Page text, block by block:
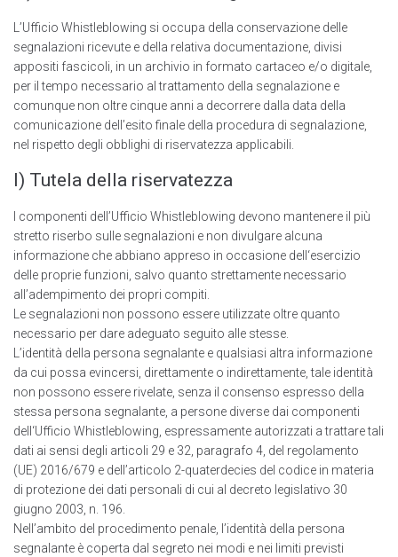
L’Ufficio Whistleblowing si occupa della conservazione delle
segnalazioni ricevute e della relativa documentazione, divisi
appositi fascicoli, in un archivio in formato cartaceo e/o digitale,
per il tempo necessario al trattamento della segnalazione e
comunque non oltre cinque anni a decorrere dalla data della
comunicazione dell’esito finale della procedura di segnalazione,
nel rispetto degli obblighi di riservatezza applicabili.
I) Tutela della riservatezza
I componenti deIl’Ufficio Whistleblowing devono mantenere il più
stretto riserbo sulle segnalazioni e non divulgare alcuna
informazione che abbiano appreso in occasione dell‘esercizio
delle proprie funzioni, salvo quanto strettamente necessario
all’adempimento dei propri compiti.
Le segnalazioni non possono essere utilizzate oltre quanto
necessario per dare adeguato seguito alle stesse.
L’identità della persona segnalante e qualsiasi altra informazione
da cui possa evincersi, direttamente o indirettamente, tale identità
non possono essere rivelate, senza il consenso espresso della
stessa persona segnalante, a persone diverse dai componenti
deIl‘Ufficio Whistleblowing, espressamente autorizzati a trattare tali
dati ai sensi degli articoli 29 e 32, paragrafo 4, del regolamento
(UE) 2016/679 e dell’articolo 2-quaterdecies del codice in materia
di protezione dei dati personali di cui al decreto legislativo 30
giugno 2003, n. 196.
Nell’ambito del procedimento penale, l’identità della persona
segnalante è coperta dal segreto nei modi e nei limiti previsti